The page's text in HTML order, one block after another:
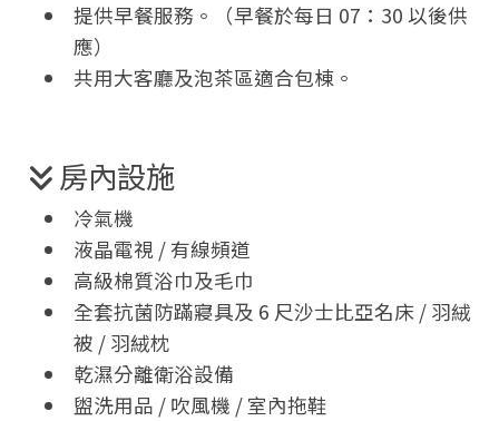
提供早餐服務。（早餐於每日 07：30 以後供
應）
共用大客廳及泡茶區適合包棟。
房內設施
冷氣機
液晶電視 / 有線頻道
高級棉質浴巾及毛巾
全套抗菌防蹣寢具及 6 尺沙士比亞名床 / 羽絨
被 / 羽絨枕
乾濕分離衛浴設備
盥洗用品 / 吹風機 / 室內拖鞋